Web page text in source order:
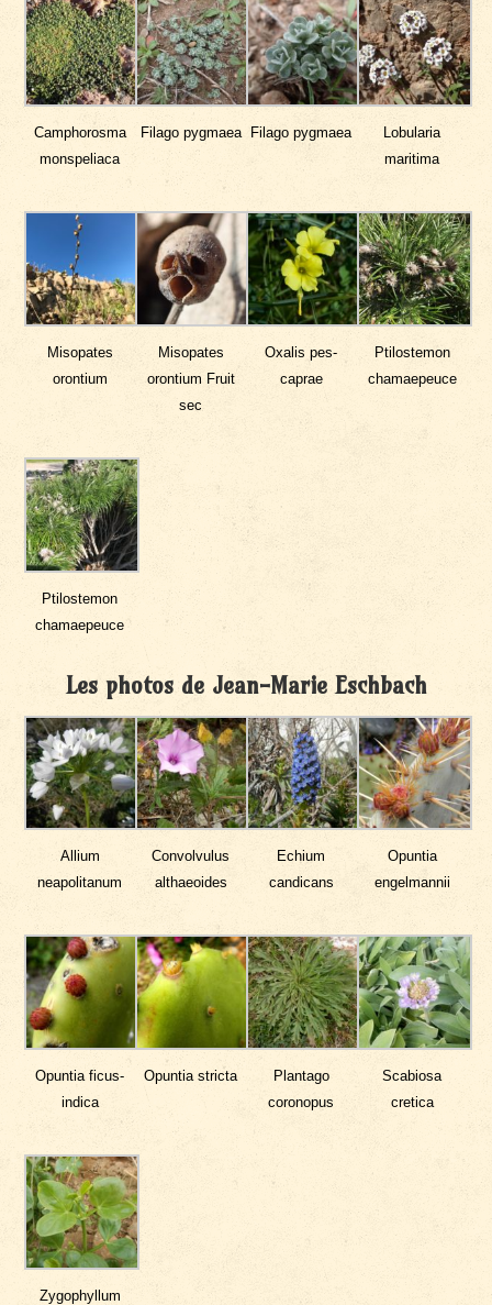
Camphorosma
monspeliaca
Filago pygmaea Filago pygmaea
Lobularia
maritima
Misopates
orontium
Misopates
orontium Fruit
sec
Oxalis pes-
caprae
Ptilostemon
chamaepeuce
Ptilostemon
chamaepeuce
Les photos de Jean-Marie Eschbach
Allium
neapolitanum
Convolvulus
althaeoides
Echium
candicans
Opuntia
engelmannii
Opuntia ficus-
indica
Opuntia stricta
Plantago
coronopus
Scabiosa
cretica
Zygophyllum